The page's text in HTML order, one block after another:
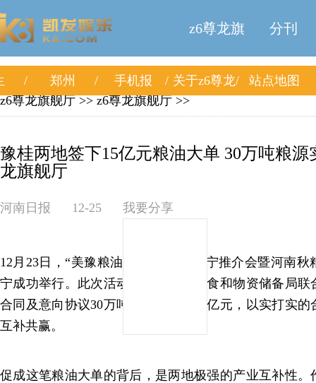
z6尊龙旗
舰厅
分刊
郑州 手机报 关于z6尊龙
站点地图
z6尊龙旗舰厅 >> z6尊龙旗舰厅 >>
豫桂两地签下15亿元粮油大单 30万吨粮源
龙旗舰厅
河南日报 12-25 我要分享
12月23日，“美豫粮油”“广西香米”南宁推介会暨河南
宁成功举行。此次活动由豫桂两地粮食和物资储备局
合同及意向协议30万吨，涉及金额15亿元，以实打实
互补共赢。
促成这笔粮油大单的背后，是两地极强的产业互补性